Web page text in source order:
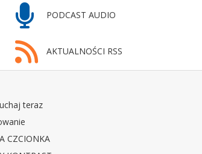
PODCAST AUDIO
AKTUALNOŚCI RSS
teraz
CZCIONKA